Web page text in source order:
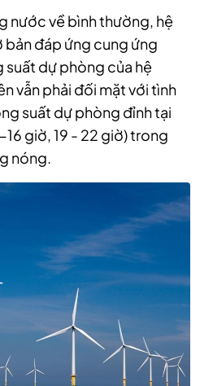
nước về bình thường, hệ
đáp ứng cung ứng
dự phòng của hệ
vẫn phải đối mặt với tình
suất dự phòng đỉnh tại
giờ, 19 - 22 giờ) trong
nóng.